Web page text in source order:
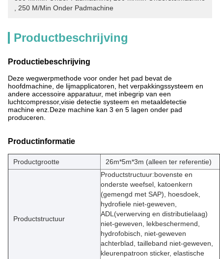
250 M/min Onder Padmachine
Productbeschrijving
Productiebeschrijving
Deze wegwerpmethode voor onder het pad bevat de
hoofdmachine, de lijmapplicatoren, het verpakkingssysteem en
andere accessoire apparatuur, met inbegrip van een
luchtcompressor,visie detectie systeem en metaaldetectie
machine enz.Deze machine kan 3 en 5 lagen onder pad
produceren.
Productinformatie
Productgrootte 26m*5m*3m (alleen ter referentie)
Productstructuur
Productstructuur:bovenste en
onderste weefsel, katoenkern
(gemengd met SAP), hoesdoek,
hydrofiele niet-geweven,
ADL (verwerving en distributielaag)
niet-geweven, lekbeschermend,
hydrofobisch, niet-geweven
achterblad, tailleband niet-geweven,
kleurenpatroon sticker, elastische